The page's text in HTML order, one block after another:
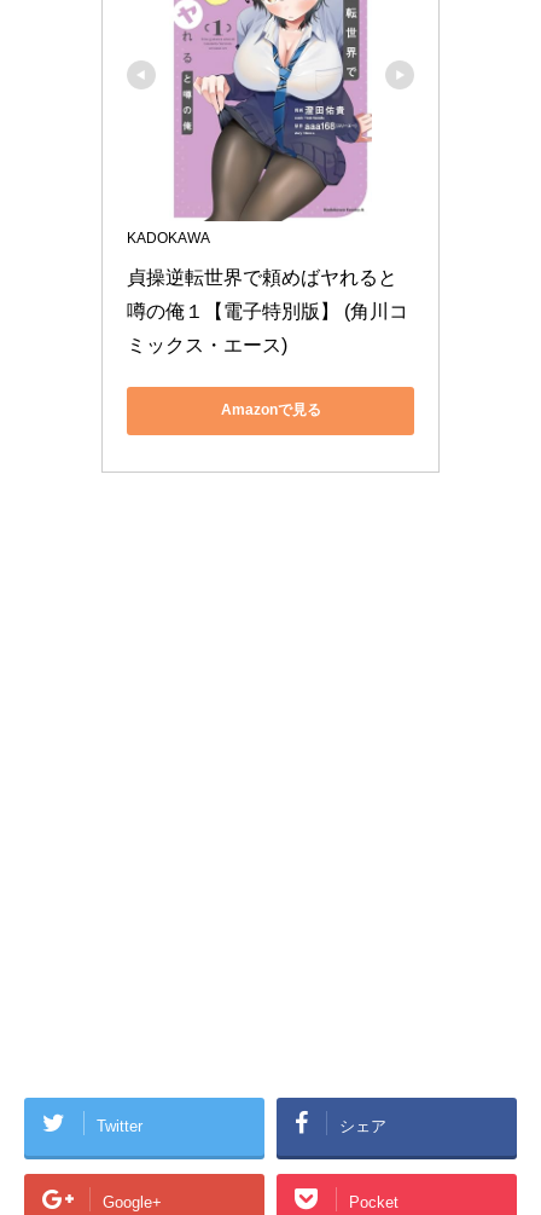
KADOKAWA
貞操逆転世界で頼めばヤれると
噂の俺１【電子特別版】 (角川コ
ミックス・エース)
Amazonで見る
Twitter シェア
Google+ Pocket